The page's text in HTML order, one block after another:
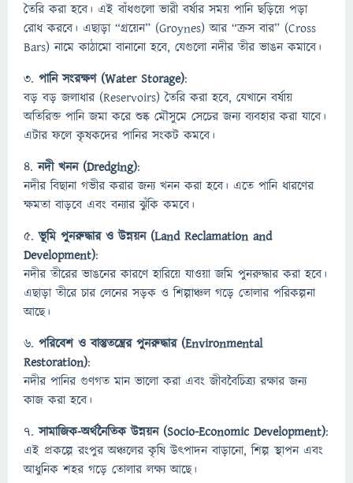
তৈরি করা হবে। এই বাঁধগুলো ভারী বর্ষার সময় পানি ছড়িয়ে পড়া
রোধ করবে। এছাড়া “গ্রয়েন” (Groynes) আর “ক্রস বার” (Cross
Bars) নামে কাঠামো বানানো হবে, যেগুলো নদীর তীর ভাঙন কমাবে।
৩. পানি সংরক্ষণ (Water Storage):
বড় বড় জলাধার (Reservoirs) তৈরি করা হবে, যেখানে বর্ষায়
অতিরিক্ত পানি জমা করে শুষ্ক মৌসুমে সেচের জন্য ব্যবহার করা যাবে।
এটার ফলে কৃষকদের পানির সংকট কমবে।
৪.নদী খনন (Dredging):
নদীর বিছানা গভীর করার জন্য খনন করা হবে। এতে পানি ধারণের
ক্ষমতা বাড়বে এবং বন্যার ঝুঁকি কমবে।
৫.ভূমি পুনরুদ্ধার ও উন্নয়ন (Land Reclamation and
Development):
নদীর তীরের ভাঙনের কারণে হারিয়ে যাওয়া জমি পুনরুদ্ধার করা হবে।
এছাড়া তীরে চার লেনের সড়ক ও শিল্পাঞ্চল গড়ে তোলার পরিকল্পনা
আছে।
৬. পরিবেশ ও বাস্তুতন্ত্রের পুনরুদ্ধার (Environmental
Restoration):
নদীর পানির গুণগত মান ভালো করা এবং জীববৈচিত্র্য রক্ষার জন্য
কাজ করা হবে।
৭.সামাজিক-অর্থনৈতিক উন্নয়ন (Socio-Economic Development):
এই প্রকল্পে রংপুর অঞ্চলের কৃষি উৎপাদন বাড়ানো, শিল্প স্থাপন এবং
আধুনিক শহর গড়ে তোলার লক্ষ্য আছে।